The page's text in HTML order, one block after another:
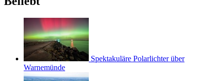
Spektakuläre Polarlichter über
Warnemünde